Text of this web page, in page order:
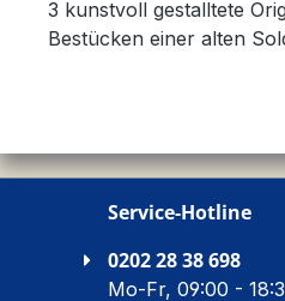
3 kunstvoll gestalltete
Bestücken einer alten
Service-Hotline
0202 28 38 698
Mo-Fr, 09:00 -